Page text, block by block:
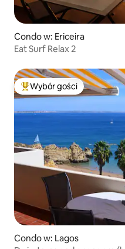
Condo w: Ericeira
Eat Surf Relax 2
Najpopularniejsze z
Wybór gości
Condo w: Lagos